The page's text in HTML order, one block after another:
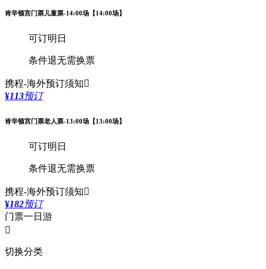
肯辛顿宫门票儿童票-14:00场【14:00场】
可订明日
条件退无需换票
携程-海外预订须知
¥113预订
肯辛顿宫门票老人票-13:00场【13:00场】
可订明日
条件退无需换票
携程-海外预订须知
¥182预订
门票一日游

切换分类